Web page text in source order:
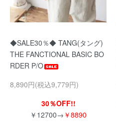
◆SALE30％◆ TANG(タング)
THE FANCTIONAL BASIC BO
RDER P/O
8,890円(税込9,779円)
30％OFF!!
￥12700→ ￥8890